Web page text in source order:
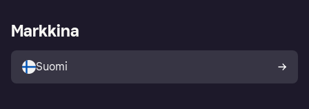
Tutustu kauppoihin
Ostajan turva
Kirjaudu sisään yrityksenä
Markkina
Suomi